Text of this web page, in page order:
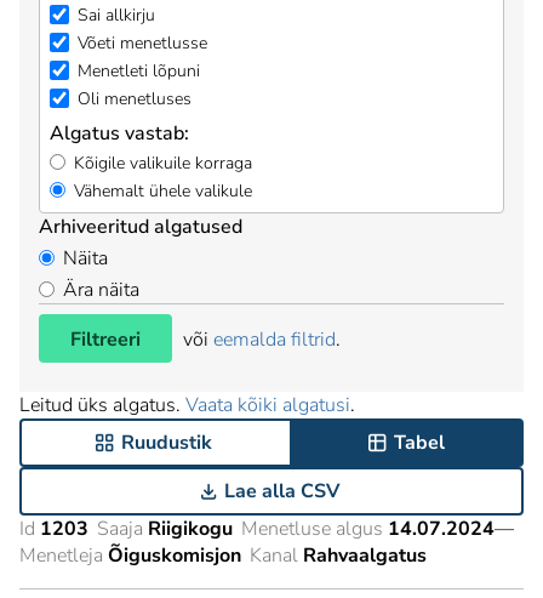
Sai allkirju
Võeti menetlusse
Menetleti lõpuni
Oli menetluses
Algatus vastab:
Kõigile valikuile korraga
Vähemalt ühele valikule
Arhiveeritud algatused
Näita
Ära näita
Filtreeri
või eemalda filtrid.
Leitud üks algatus. Vaata kõiki algatusi.
Ruudustik
Tabel
Lae alla CSV
Id 1203 Saaja Riigikogu Menetluse algus 14.07.2024—
Menetleja Õiguskomisjon Kanal Rahvaalgatus